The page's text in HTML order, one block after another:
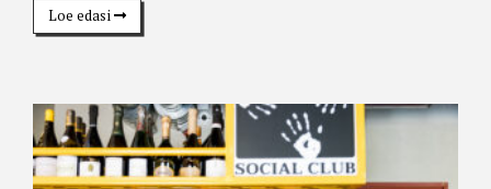
Loe edasi